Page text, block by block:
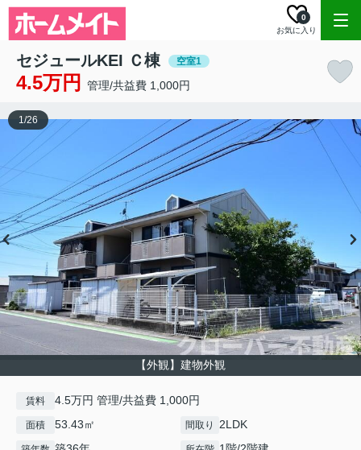
お気に入り
0
セジュールKEI Ｃ棟 空室1
4.5万円 管理/共益費 1,000円
【外観】建物外観
1/26
賃料 4.5万円 管理/共益費 1,000円
面積 53.43㎡ 間取り 2LDK